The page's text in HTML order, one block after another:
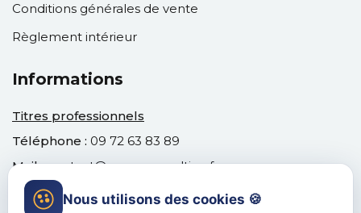
Conditions générales de vente
Règlement intérieur
Informations
Titres professionnels
Téléphone : 09 72 63 83 89
Mail :contact@venusconsulting.fr
Nous utilisons des cookies 🍪